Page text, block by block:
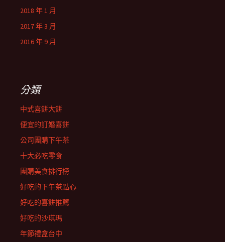
2018 年 1 月
2017 年 3 月
2016 年 9 月
分類
中式喜餅大餅
便宜的訂婚喜餅
公司團購下午茶
十大必吃零食
團購美食排行榜
好吃的下午茶點心
好吃的喜餅推薦
好吃的沙琪瑪
年節禮盒台中